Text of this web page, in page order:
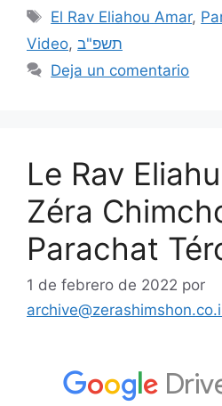
El Rav Eliahou Amar,
Video, תשפ"ב
Deja un comentario
Le Rav Eliahu
Zéra
Parachat
1 de febrero de 2022 por